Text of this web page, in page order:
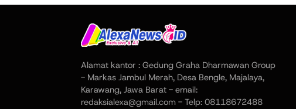
Alamat kantor : Gedung Graha Dharmawan Group
- Markas Jambul Merah, Desa Bengle, Majalaya,
Karawang, Jawa Barat - email:
redaksialexa@gmail.com - Telp: 08118672488